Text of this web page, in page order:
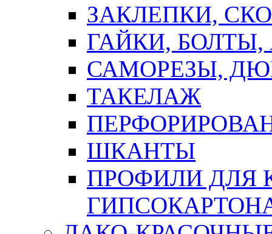
ЗАКЛЕПКИ,
ГАЙКИ,
САМОРЕЗЫ,
ТАКЕЛАЖ
ШКАНТЫ
ПРОФИЛИ ДЛЯ